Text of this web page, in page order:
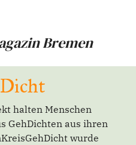
Bremen
halten Menschen
GehDichten aus ihren
wurde